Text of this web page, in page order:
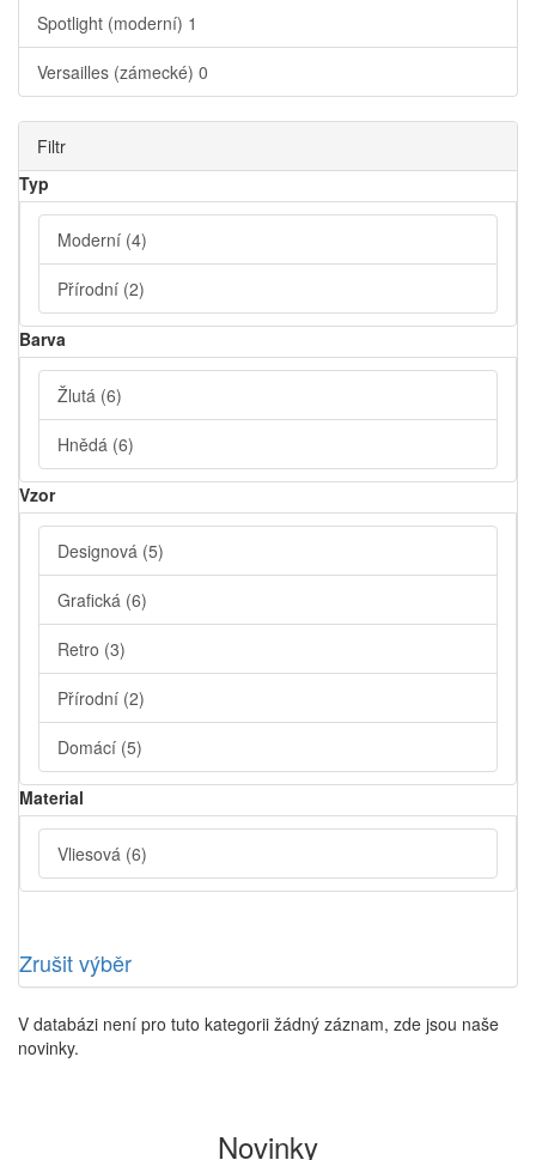
Spotlight (moderní) 1
Versailles (zámecké) 0
Filtr
Typ
Moderní (4)
Přírodní (2)
Barva
Žlutá (6)
Hnědá (6)
Vzor
Designová (5)
Grafická (6)
Retro (3)
Přírodní (2)
Domácí (5)
Material
Vliesová (6)
Zrušit výběr
V databázi není pro tuto kategorii žádný záznam, zde jsou naše
novinky.
Novinky